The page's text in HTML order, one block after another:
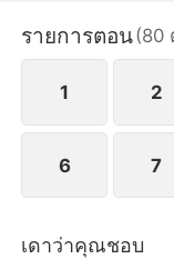
ปกป้องจวนอ๋องเยี
อ๋องเยียน พวกเขา
รายการตอน(80
1 2
6 7
เดาว่าคุณชอบ